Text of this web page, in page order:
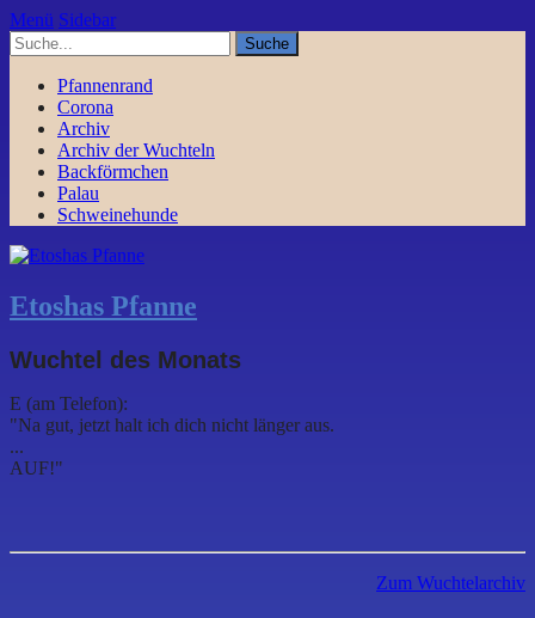
Menü Sidebar
Pfannenrand
Corona
Archiv
Archiv der Wuchteln
Backförmchen
Palau
Schweinehunde
Etoshas Pfanne
Wuchtel des Monats
E (am Telefon):
"Na gut, jetzt halt ich dich nicht länger aus.
...
AUF!"
Zum Wuchtelarchiv